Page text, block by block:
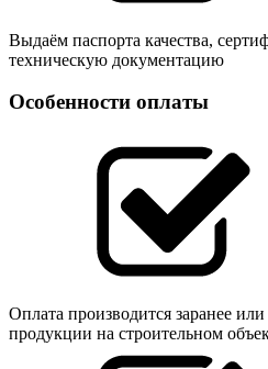
Выдаём паспорта качества,
техническую документацию
Особенности оплаты
Оплата производится заранее
продукции на строительном